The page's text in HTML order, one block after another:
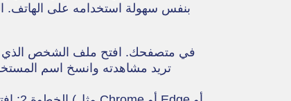
بنفس سهولة استخدامه على الهاتف.
تريد مشاهدته وانسخ اسم